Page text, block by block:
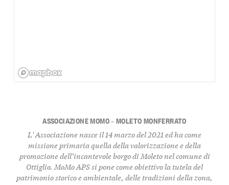
ASSOCIAZIONE MOMO – MOLETO MONFERRATO
L' Associazione nasce il 14 marzo del 2021 ed ha come
missione primaria quella della valorizzazione e della
promozione dell’incantevole borgo di Moleto nel comune di
Ottiglio. MoMo APS si pone come obiettivo la tutela del
patrimonio storico e ambientale, delle tradizioni della zona,